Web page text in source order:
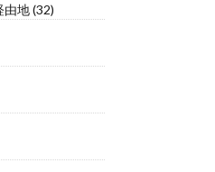
由地(32)